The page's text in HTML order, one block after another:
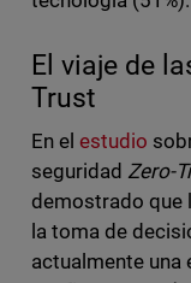
El viaje de
Trust
En el estudio
seguridad Zero-
demostrado que
la toma de
actualmente una